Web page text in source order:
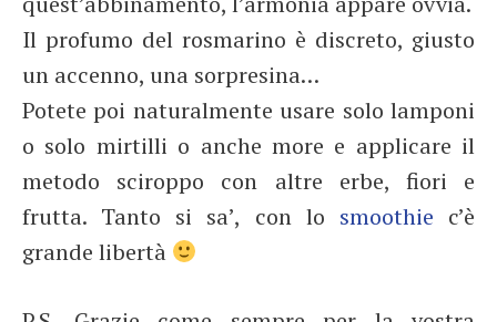
Il profumo del rosmarino è discreto, giusto
un accenno, una sorpresina…
Potete poi naturalmente usare solo lamponi
o solo mirtilli o anche more e applicare il
metodo sciroppo con altre erbe, fiori e
frutta. Tanto si sa’, con lo smoothie c’è
grande libertà